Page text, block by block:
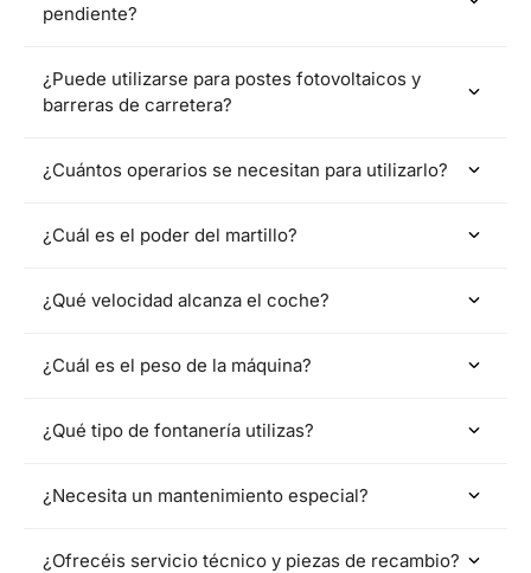
pendiente?
¿Puede utilizarse para postes fotovoltaicos y
barreras de carretera?
¿Cuántos operarios se necesitan para utilizarlo?
¿Cuál es el poder del martillo?
¿Qué velocidad alcanza el coche?
¿Cuál es el peso de la máquina?
¿Qué tipo de fontanería utilizas?
¿Necesita un mantenimiento especial?
¿Ofrecéis servicio técnico y piezas de recambio?